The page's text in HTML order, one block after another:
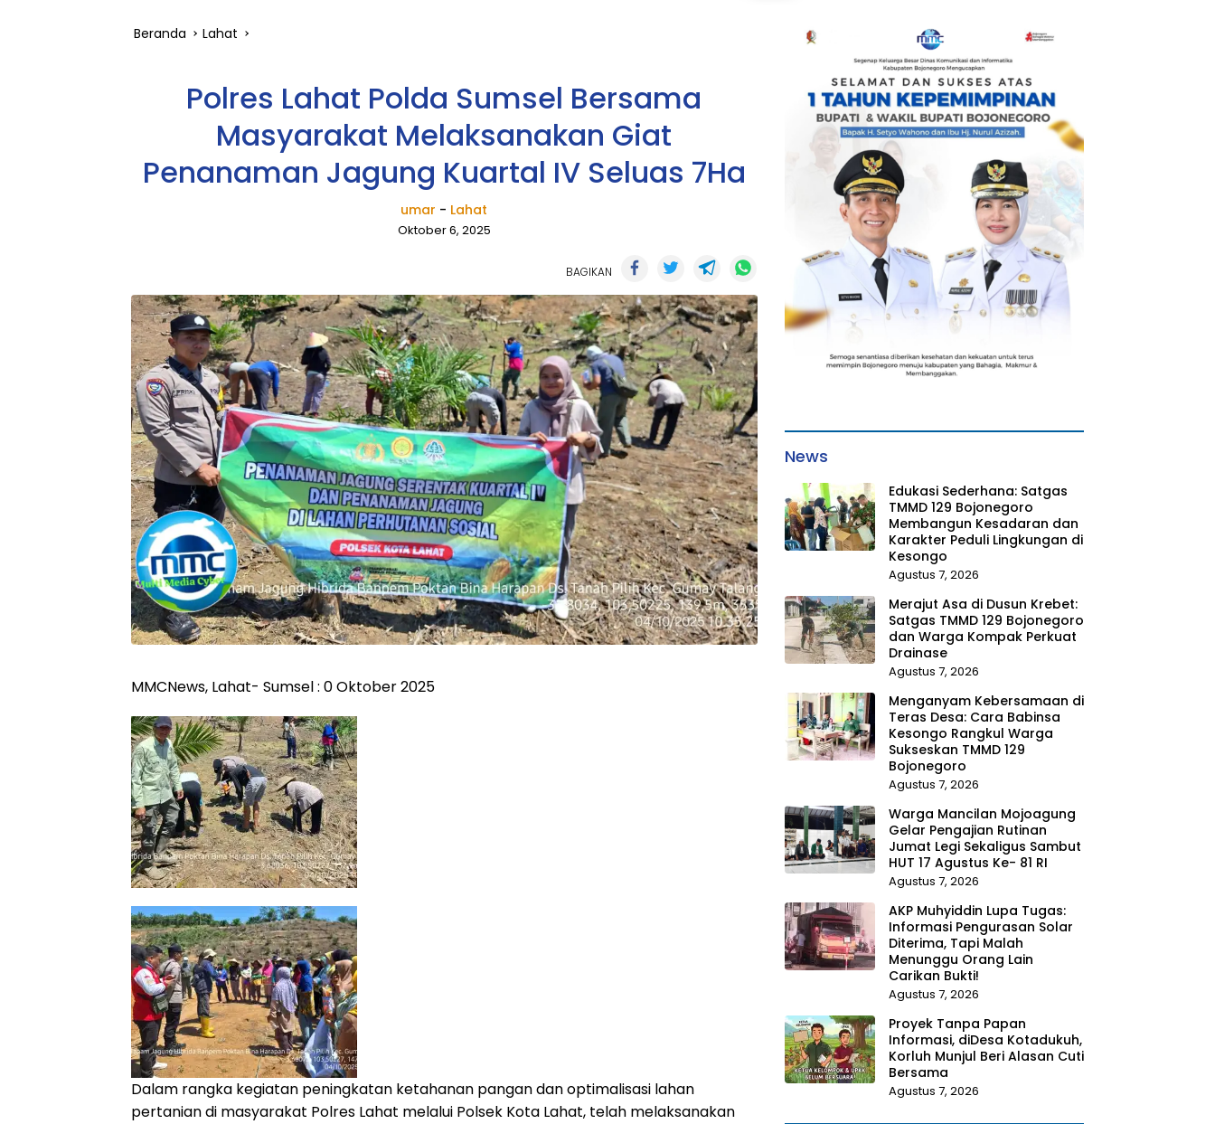
Beranda Lahat
Polres Lahat Polda Sumsel Bersama
Masyarakat Melaksanakan Giat
Penanaman Jagung Kuartal IV Seluas 7Ha
umar - Lahat
Oktober 6, 2025
BAGIKAN
MMCNews, Lahat- Sumsel : 0 Oktober 2025
Dalam rangka kegiatan peningkatan ketahanan pangan dan optimalisasi lahan
pertanian di masyarakat Polres Lahat melalui Polsek Kota Lahat, telah melaksanakan
News
Edukasi Sederhana: Satgas
TMMD 129 Bojonegoro
Membangun Kesadaran dan
Karakter Peduli Lingkungan di
Kesongo
Agustus 7, 2026
Merajut Asa di Dusun Krebet:
Satgas TMMD 129 Bojonegoro
dan Warga Kompak Perkuat
Drainase
Agustus 7, 2026
Menganyam Kebersamaan di
Teras Desa: Cara Babinsa
Kesongo Rangkul Warga
Sukseskan TMMD 129
Bojonegoro
Agustus 7, 2026
Warga Mancilan Mojoagung
Gelar Pengajian Rutinan
Jumat Legi Sekaligus Sambut
HUT 17 Agustus Ke- 81 RI
Agustus 7, 2026
AKP Muhyiddin Lupa Tugas:
Informasi Pengurasan Solar
Diterima, Tapi Malah
Menunggu Orang Lain
Carikan Bukti!
Agustus 7, 2026
Proyek Tanpa Papan
Informasi, diDesa Kotadukuh,
Korluh Munjul Beri Alasan Cuti
Bersama
Agustus 7, 2026